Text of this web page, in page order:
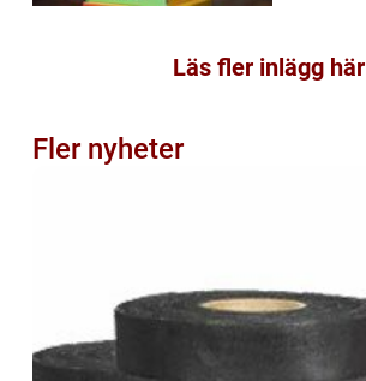
Läs fler inlägg här
Fler nyheter